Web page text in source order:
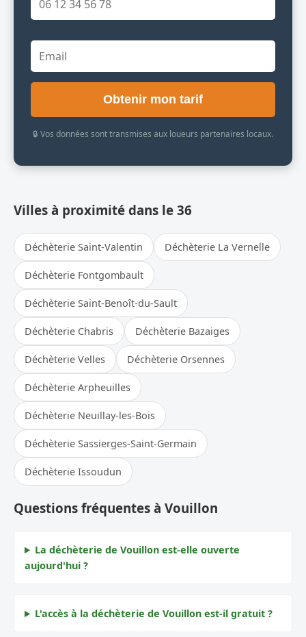
Obtenir mon tarif
🔒 Vos données sont transmises aux loueurs partenaires locaux.
Villes à proximité dans le 36
Déchèterie Saint-Valentin Déchèterie La Vernelle
Déchèterie Fontgombault
Déchèterie Saint-Benoît-du-Sault
Déchèterie Chabris Déchèterie Bazaiges
Déchèterie Velles Déchèterie Orsennes
Déchèterie Arpheuilles
Déchèterie Neuillay-les-Bois
Déchèterie Sassierges-Saint-Germain
Déchèterie Issoudun
Questions fréquentes à Vouillon
La déchèterie de Vouillon est-elle ouverte
aujourd'hui ?
L'accès à la déchèterie de Vouillon est-il gratuit ?